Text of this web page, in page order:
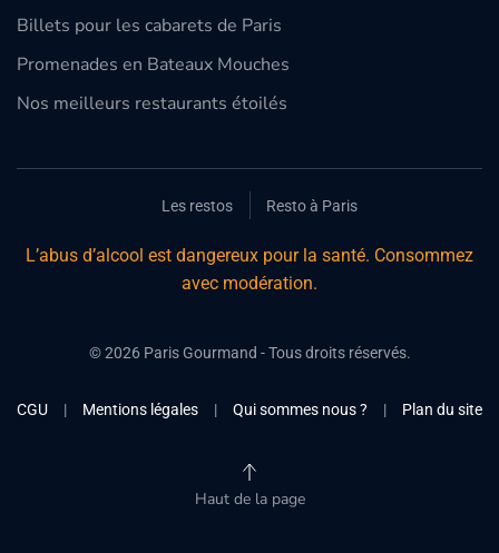
Billets pour les cabarets de Paris
Promenades en Bateaux Mouches
Nos meilleurs restaurants étoilés
Les restos Resto à Paris
L’abus d’alcool est dangereux pour la santé. Consommez
avec modération.
©2026Paris Gourmand - Tous droits réservés.
CGU | Mentions légales | Qui sommes nous ? | Plan du site
Haut de la page